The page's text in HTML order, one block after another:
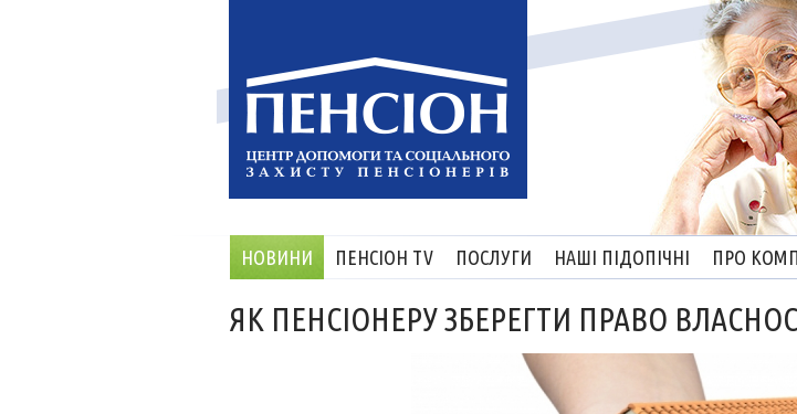
НОВИНИ ПЕНСІОН TV ПОСЛУГИ НАШІ ПІДОПІЧНІ ПРО
ЯК ПЕНСІОНЕРУ ЗБЕРЕГТИ ПРАВО